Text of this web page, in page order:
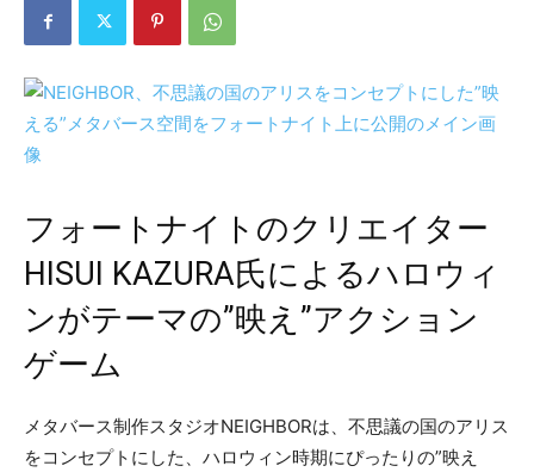
フォートナイトのクリエイター
HISUI KAZURA氏によるハロウィ
ンがテーマの”映え”アクション
ゲーム
メタバース制作スタジオNEIGHBORは、不思議の国のアリス
をコンセプトにした、ハロウィン時期にぴったりの”映え